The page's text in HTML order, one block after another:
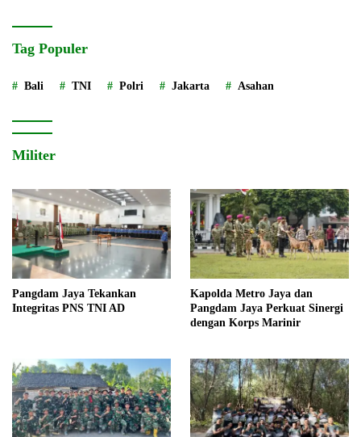
Tag Populer
Bali TNI Polri Jakarta Asahan
Militer
Pangdam Jaya Tekankan
Integritas PNS TNI AD
Kapolda Metro Jaya dan
Pangdam Jaya Perkuat Sinergi
dengan Korps Marinir